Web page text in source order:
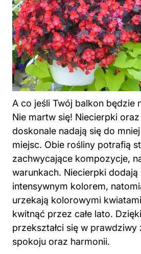
A co jeśli Twój balkon będzie
Nie martw się! Niecierpki
doskonale nadają się do
miejsc. Obie rośliny potrafią
zachwycające kompozycje,
warunkach. Niecierpki
intensywnym kolorem,
urzekają kolorowymi
kwitnąć przez całe lato.
przekształci się w prawdziwy
spokoju oraz harmonii.